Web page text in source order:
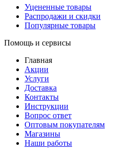
Уцененные товары
Распродажи и скидки
Популярные товары
Помощь и сервисы
Главная
Акции
Услуги
Доставка
Контакты
Инструкции
Вопрос ответ
Оптовым покупателям
Магазины
Наши работы